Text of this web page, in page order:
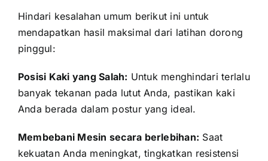
Hindari kesalahan umum berikut ini untuk
mendapatkan hasil maksimal dari latihan dorong
pinggul:
Posisi Kaki yang Salah: Untuk menghindari terlalu
banyak tekanan pada lutut Anda, pastikan kaki
Anda berada dalam postur yang ideal.
Membebani Mesin secara berlebihan: Saat
kekuatan Anda meningkat, tingkatkan resistensi